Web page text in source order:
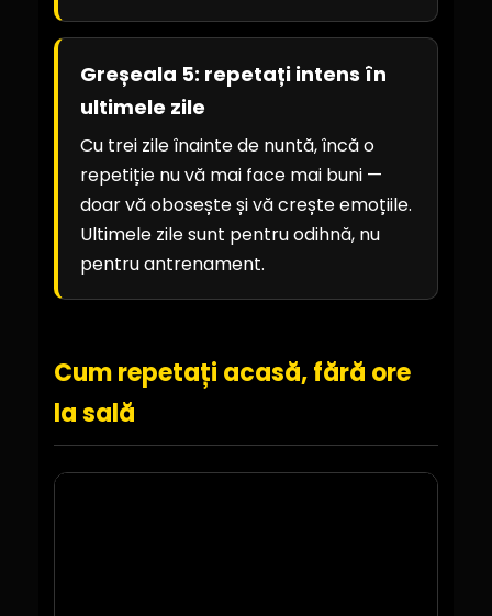
Greșeala 5: repetați intens în
ultimele zile
Cu trei zile înainte de nuntă, încă o
repetiție nu vă mai face mai buni —
doar vă obosește și vă crește emoțiile.
Ultimele zile sunt pentru odihnă, nu
pentru antrenament.
Cum repetați acasă, fără ore
la sală